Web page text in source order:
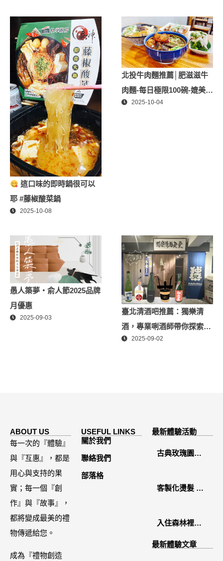
膚│專屬折扣碼【ZPLAI】
額外9折
這口味的即時鍋很可以
耶 #藤椒酸菜鍋
2025-10-08
北投牛肉麵推薦│肥滋滋牛
肉麵-每日極限100碗-媲美星
級牛肉麵│北投隱藏版必推
2025-10-04
愚人築夢・俞人節2025品牌
月優惠
2025-09-03
臺北清酒吧推薦：獨樂清
酒，專業唎酒師帶你探索日
本酒世界
2025-09-02
ABOUT US
每一次的『體驗』
與『互惠』，都是
用心與支持的果
實；每一個『創
作』與『故事』，
都將變成最美的禮
物傳遞給您。
成為『禮物創造
USEFUL LINKS
關於我們
聯絡我們
部落格
最新體驗活動
古典玫瑰園
禮盒開箱分享 /
客製化燙髮 鏡
入住森林裡的
最新體驗文章